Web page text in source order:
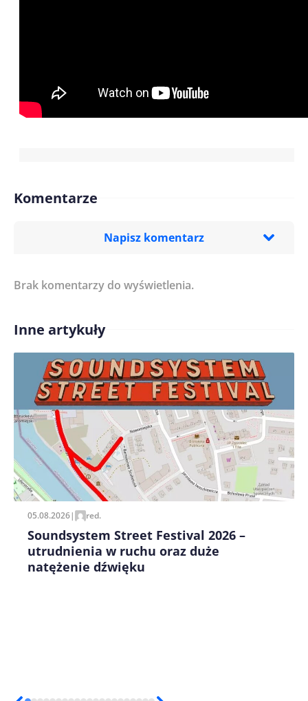
Komentarze
Napisz komentarz
Treść komentarza*
Imię/ Nick*
Zapamiętaj moje dane w tej przeglądarce podczas
pisania kolejnych komentarzy.
Brak komentarzy do wyświetlenia.
Inne artykuły
05.08.2026| red.
Soundsystem Street Festival 2026 –
utrudnienia w ruchu oraz duże
natężenie dźwięku